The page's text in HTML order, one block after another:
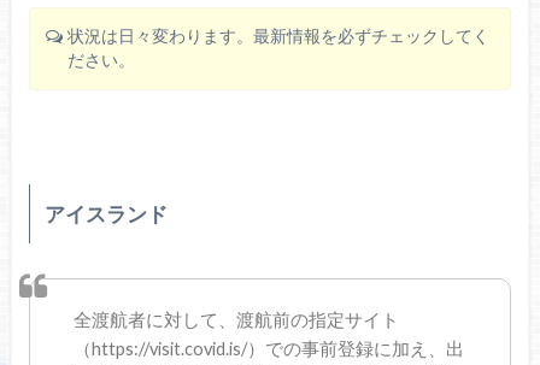
状況は日々変わります。最新情報を必ずチェックしてく
ださい。
アイスランド
全渡航者に対して、渡航前の指定サイト
（https://visit.covid.is/）での事前登録に加え、出